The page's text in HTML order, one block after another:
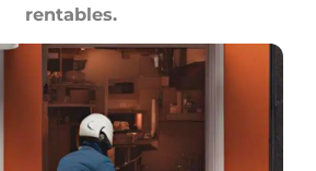
rentables.